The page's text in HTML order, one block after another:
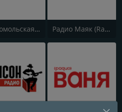
Комсомольская правда (Komsomolskaya pravda) Радио Маяк (Radio Mayak)